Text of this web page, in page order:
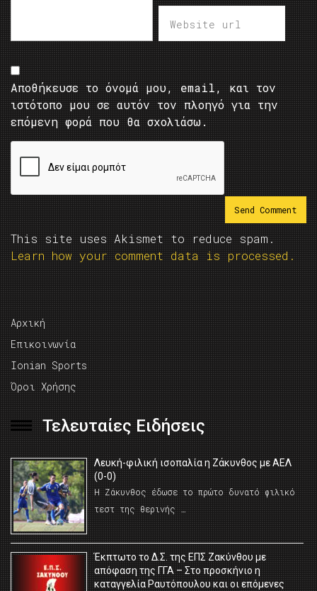
Αποθήκευσε το όνομά μου, email, και τον
ιστότοπο μου σε αυτόν τον πλοηγό για την
επόμενη φορά που θα σχολιάσω.
This site uses Akismet to reduce spam.
Learn how your comment data is processed.
Αρχική
Επικοινωνία
Ionian Sports
Όροι Χρήσης
Τελευταίες Ειδήσεις
Λευκή-φιλική ισοπαλία η Ζάκυνθος με ΑΕΛ
(0-0)
Η Ζάκυνθος έδωσε το πρώτο δυνατό φιλικό
τεστ της θερινής …
Έκπτωτο το Δ.Σ. της ΕΠΣ Ζακύνθου με
απόφαση της ΓΓΑ – Στο προσκήνιο η
καταγγελία Ραυτόπουλου και οι επόμενες